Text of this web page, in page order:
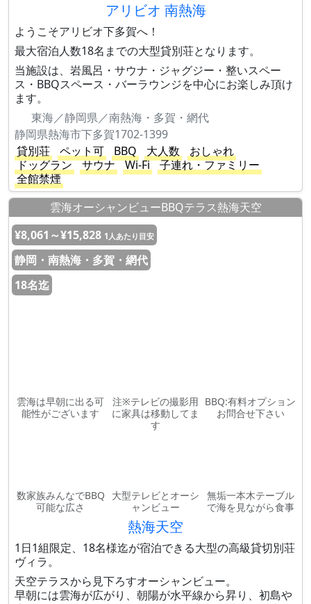
アリビオ 南熱海
ようこそアリビオ下多賀へ！
最大宿泊人数18名までの大型貸別荘となります。
当施設は、岩風呂・サウナ・ジャグジー・整いスペー
ス・BBQスペース・バーラウンジを中心にお楽しみ頂け
ます。
東海／静岡県／南熱海・多賀・網代
静岡県熱海市下多賀1702-1399
貸別荘
ペット可 BBQ 大人数
おしゃれ
ドッグラン
サウナ Wi-Fi
子連れ・ファミリー
全館禁煙
雲海オーシャンビューBBQテラス熱海天空
¥8,061～¥15,828 1人あたり目安
静岡・南熱海・多賀・網代
18名迄
雲海は早朝に出る可
能性がございます
注※テレビの撮影用
に家具は移動してま
す
BBQ:有料オプション
お問合せ下さい
数家族みんなでBBQ
可能な広さ
大型テレビとオーシ
ャンビュー
無垢一本木テーブル
で海を見ながら食事
熱海天空
1日1組限定、18名様迄が宿泊できる大型の高級貸切別荘
ヴィラ。
天空テラスから見下ろすオーシャンビュー。
早朝には雲海が広がり、朝陽が水平線から昇り、初島や